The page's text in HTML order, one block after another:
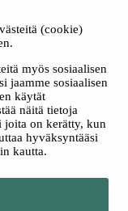
(cookie)
myös sosiaalisen
jaamme sosiaalisen
käytät
näitä tietoja
on kerätty, kun
hyväksyntääsi
kautta.